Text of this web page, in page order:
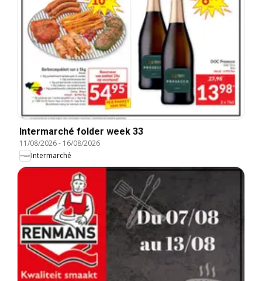
Intermarché folder week 33
11/08/2026- 16/08/2026
Intermarché